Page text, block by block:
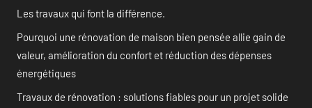
Les travaux qui font la différence.
Pourquoi une rénovation de maison bien pensée allie gain de
valeur, amélioration du confort et réduction des dépenses
énergétiques
Travaux de rénovation : solutions fiables pour un projet solide